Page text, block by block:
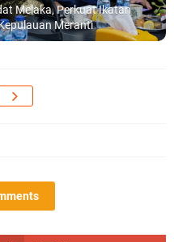
Melaka, Perkuat Ikatan
Meranti